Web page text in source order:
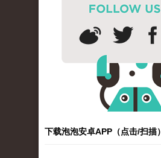
下载泡泡安卓APP（点击/扫描）